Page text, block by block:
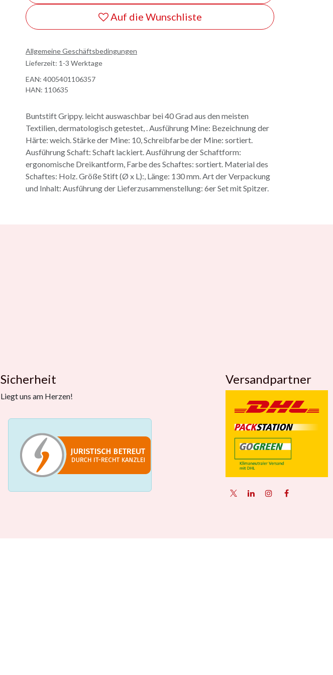
Auf die Wunschliste
Allgemeine Geschäftsbedingungen
Lieferzeit: 1-3 Werktage
EAN: 4005401106357
HAN: 110635
Buntstift Grippy. leicht auswaschbar bei 40 Grad aus den meisten
Textilien, dermatologisch getestet, . Ausführung Mine: Bezeichnung der
Härte: weich. Stärke der Mine: 10, Schreibfarbe der Mine: sortiert.
Ausführung Schaft: Schaft lackiert. Ausführung der Schaftform:
ergonomische Dreikantform, Farbe des Schaftes: sortiert. Material des
Schaftes: Holz. Größe Stift (Ø x L):, Länge: 130 mm. Art der Verpackung
und Inhalt: Ausführung der Lieferzusammenstellung: 6er Set mit Spitzer.
Versandpartner
Sicherheit
Liegt uns am Herzen!